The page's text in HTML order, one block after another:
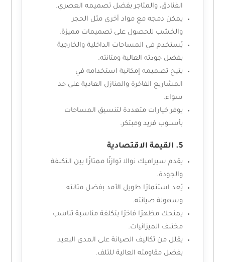
الفنادق، والمتاجر بفضل تصميمه العصري.
يمكن دمجه مع مواد أخرى مثل الحجر
والخشب للحصول على تصميمات مميزة.
يُستخدم في المساحات الداخلية والخارجية
بفضل جودته العالية ومتانته.
يتيح تصميمه إمكانية استخدامه في
المشاريع الفاخرة والمنازل العادية على حد
سواء.
يوفر خيارات متعددة لتنسيق المساحات
بأسلوب فريد ومبتكر.
5. القيمة الاقتصادية
يقدم سيراميك نوالا توازنًا ممتازًا بين التكلفة
والجودة.
يُعد استثمارًا طويل الأمد بفضل متانته
وسهولة صيانته.
يمنحك مظهرًا فاخرًا بتكلفة مناسبة تناسب
مختلف الميزانيات.
يقلل من تكاليف الصيانة على المدى البعيد
بفضل مقاومته العالية للتلف.